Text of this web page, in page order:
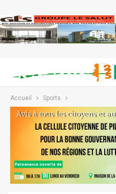
Accueil Sports